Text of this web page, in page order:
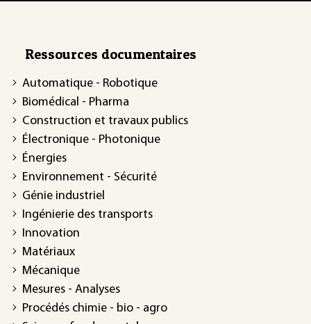
Ressources documentaires
Automatique - Robotique
Biomédical - Pharma
Construction et travaux publics
Électronique - Photonique
Énergies
Environnement - Sécurité
Génie industriel
Ingénierie des transports
Innovation
Matériaux
Mécanique
Mesures - Analyses
Procédés chimie - bio - agro